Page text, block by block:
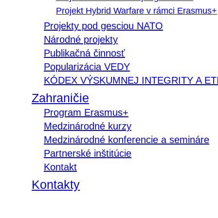
Projekt Hybrid Warfare v rámci Erasmus+
Projekty pod gesciou NATO
Národné projekty
Publikačná činnosť
Popularizácia VEDY
KÓDEX VÝSKUMNEJ INTEGRITY A
Zahraničie
Program Erasmus+
Medzinárodné kurzy
Medzinárodné konferencie a semináre
Partnerské inštitúcie
Kontakt
Kontakty